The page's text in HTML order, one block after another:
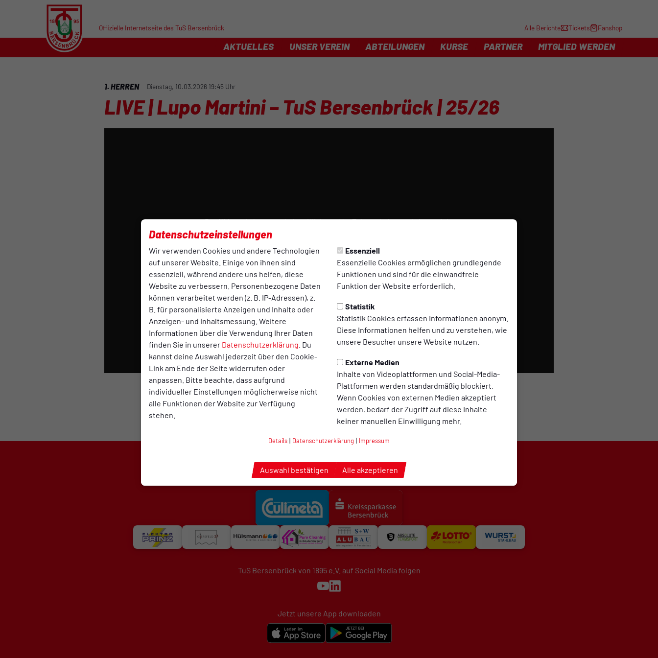
Datenschutzeinstellungen
Wir verwenden Cookies und andere Technologien
auf unserer Website. Einige von ihnen sind
essenziell, während andere uns helfen, diese
Website zu verbessern. Personenbezogene Daten
können verarbeitet werden (z. B. IP-Adressen), z.
B. für personalisierte Anzeigen und Inhalte oder
Anzeigen- und Inhaltsmessung. Weitere
Informationen über die Verwendung Ihrer Daten
finden Sie in unserer Datenschutzerklärung . Du
kannst deine Auswahl jederzeit über den Cookie-
Link am Ende der Seite widerrufen oder
anpassen. Bitte beachte, dass aufgrund
individueller Einstellungen möglicherweise nicht
alle Funktionen der Website zur Verfügung
stehen.
Essenziell
Essenzielle Cookies ermöglichen grundlegende
Funktionen und sind für die einwandfreie
Funktion der Website erforderlich.
Statistik
Statistik Cookies erfassen Informationen anonym.
Diese Informationen helfen und zu verstehen, wie
unsere Besucher unsere Website nutzen.
Externe Medien
Inhalte von Videoplattformen und Social-Media-
Plattformen werden standardmäßig blockiert.
Wenn Cookies von externen Medien akzeptiert
werden, bedarf der Zugriff auf diese Inhalte
keiner manuellen Einwilligung mehr.
Details | Datenschutzerklärung | Impressum
Auswahl bestätigen Alle akzeptieren
Offizielle Internetseite des TuS Bersenbrück Alle Berichte Tickets Fanshop
AKTUELLES UNSER VEREIN ABTEILUNGEN KURSE PARTNER MITGLIED WERDEN
1. HERREN Dienstag, 10.03.2026 19:45 Uhr
LIVE | Lupo Martini – TuS Bersenbrück | 25/26
Das Video wird erst nach dem Klick von YouTube geladen und abgespielt.
Dazu baut dein Browser eine direkte Verbindung zu den YouTube-Servern
entnehmen.
Video laden
TuS Bersenbrück von 1895 e.V. auf Social Media folgen
Jetzt unsere App downloaden